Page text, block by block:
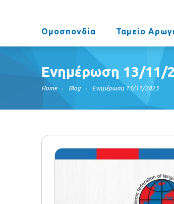
Ομοσπονδία Ταμείο
Ενημέρωση 13/11/
Home Blog Ενημέρωση 13/11/2023